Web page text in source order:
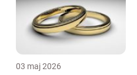
03 maj 2026